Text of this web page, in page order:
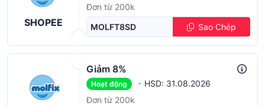
SHOPEE
Đơn từ 200k
MOLFT8SD
Sao Chép
Giảm 8%
Hoạt động · HSD: 31.08.2026
Đơn từ 200k